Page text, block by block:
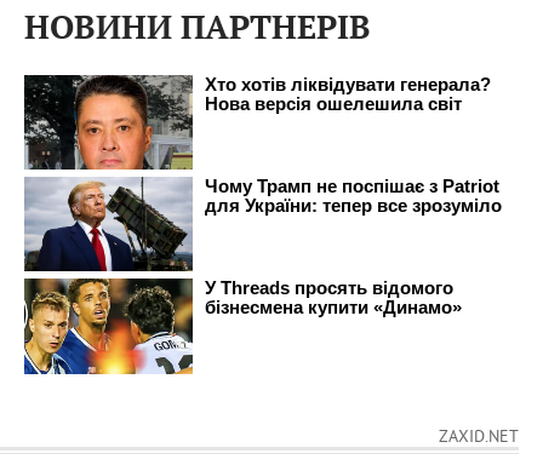
НОВИНИ ПАРТНЕРІВ
ZAXID.NET